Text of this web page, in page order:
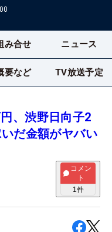
み合せ ニュース
要など TV放送予定
、渋野日向子2
だ金額がヤバい
コメン
ト
1件